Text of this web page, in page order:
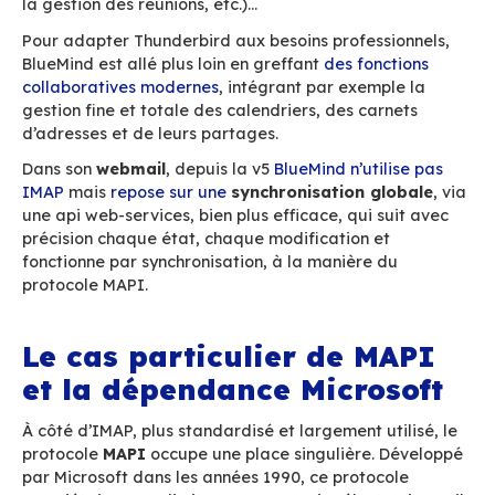
messagerie existants ?
Historiquement, deux standards dominent :
accéder, lire, classer, supprimer ses emails (et
protocole simple de récupération d’email
serveur que nous ne détaillerons pas ici) et
leur envoi.
IMAP est universel et très utilisé, mais sa
ses contraintes, pensées à une époque où la
se limitait au courrier électronique, accusent
smartphones le protocoleActiveSynca pris le
devenant le standard de fait pour la
emails, à laquelle il ajoute la synchronisation
agendas et des contacts.
Les clients lourds comme Thunderbird